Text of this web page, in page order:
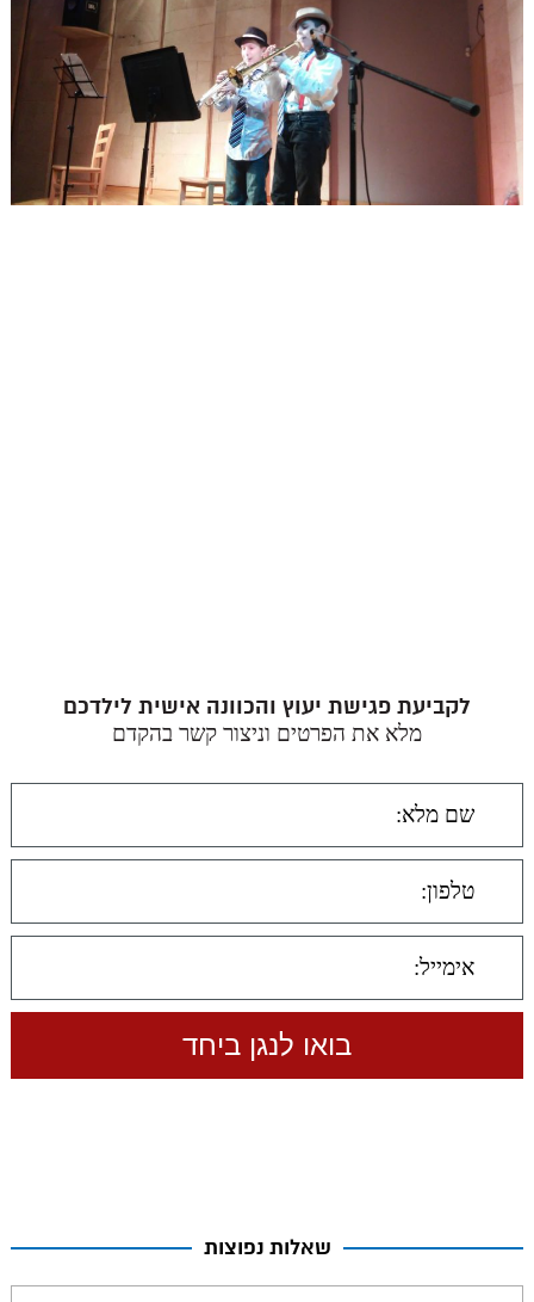
לקביעת פגישת יעוץ והכוונה אישית לילדכם
מלא את הפרטים וניצור קשר בהקדם
שאלות נפוצות